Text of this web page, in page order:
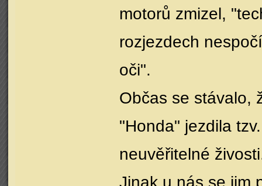
motorů zmizel,
rozjezdech
oči".
Občas se stávalo,
"Honda" jezdila
neuvěřitelné
Jinak u nás se jim